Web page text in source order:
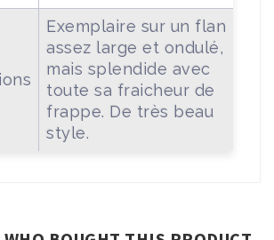
Exemplaire sur un flan
assez large et ondulé,
mais splendide avec
toute sa fraicheur de
frappe. De très beau
style.